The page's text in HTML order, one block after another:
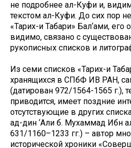
не подробнее ал-Куфи и,
текстом ал-Куфи. До сих пор
«Тарих-и Табари» Бал‘ами, его
видимо, связано с
рукописных списков и
Из семи списков «Тарих-и
хранящихся в СПбФ ИВ РАН,
(датирован 972/1564-1565 г.),
приводится, имеет поздние
отсутствующие в других
ад-дин ‘Али б. Мухаммад Ибн
631/1160–1233 гг.) – автор
исторической хроники